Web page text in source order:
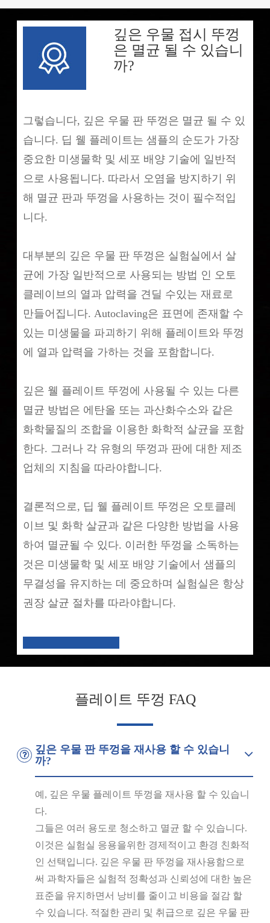
깊은 우물 접시 뚜껑
은 멸균 될 수 있습니
까?
그렇습니다, 깊은 우물 판 뚜껑은 멸균 될 수 있
습니다. 딥 웰 플레이트는 샘플의 순도가 가장
중요한 미생물학 및 세포 배양 기술에 일반적
으로 사용됩니다. 따라서 오염을 방지하기 위
해 멸균 판과 뚜껑을 사용하는 것이 필수적입
니다.
대부분의 깊은 우물 판 뚜껑은 실험실에서 살
균에 가장 일반적으로 사용되는 방법 인 오토
클레이브의 열과 압력을 견딜 수있는 재료로
만들어집니다. Autoclaving은 표면에 존재할 수
있는 미생물을 파괴하기 위해 플레이트와 뚜껑
에 열과 압력을 가하는 것을 포함합니다.
깊은 웰 플레이트 뚜껑에 사용될 수 있는 다른
멸균 방법은 에탄올 또는 과산화수소와 같은
화학물질의 조합을 이용한 화학적 살균을 포함
한다. 그러나 각 유형의 뚜껑과 판에 대한 제조
업체의 지침을 따라야합니다.
결론적으로, 딥 웰 플레이트 뚜껑은 오토클레
이브 및 화학 살균과 같은 다양한 방법을 사용
하여 멸균될 수 있다. 이러한 뚜껑을 소독하는
것은 미생물학 및 세포 배양 기술에서 샘플의
무결성을 유지하는 데 중요하며 실험실은 항상
권장 살균 절차를 따라야합니다.
플레이트 뚜껑 FAQ
깊은 우물 판 뚜껑을 재사용 할 수 있습니
까?
예, 깊은 우물 플레이트 뚜껑을 재사용 할 수 있습니
다.
그들은 여러 용도로 청소하고 멸균 할 수 있습니다.
이것은 실험실 응용을위한 경제적이고 환경 친화적
인 선택입니다. 깊은 우물 판 뚜껑을 재사용함으로
써 과학자들은 실험적 정확성과 신뢰성에 대한 높은
표준을 유지하면서 낭비를 줄이고 비용을 절감 할
수 있습니다. 적절한 관리 및 취급으로 깊은 우물 판